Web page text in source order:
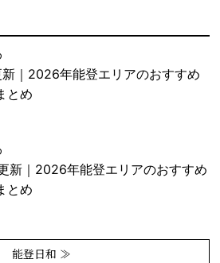
｜2026年能登エリアのおすすめ
とめ
新｜2026年能登エリアのおすすめ
とめ
能登日和 ≫